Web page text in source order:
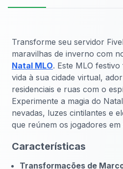
Transforme seu servidor
maravilhas de inverno com
Natal MLO. Este MLO
vida à sua cidade virtual,
residenciais e ruas com o
Experimente a magia do
nevadas, luzes cintilantes e
que reúnem os jogadores
Características
Transformações de